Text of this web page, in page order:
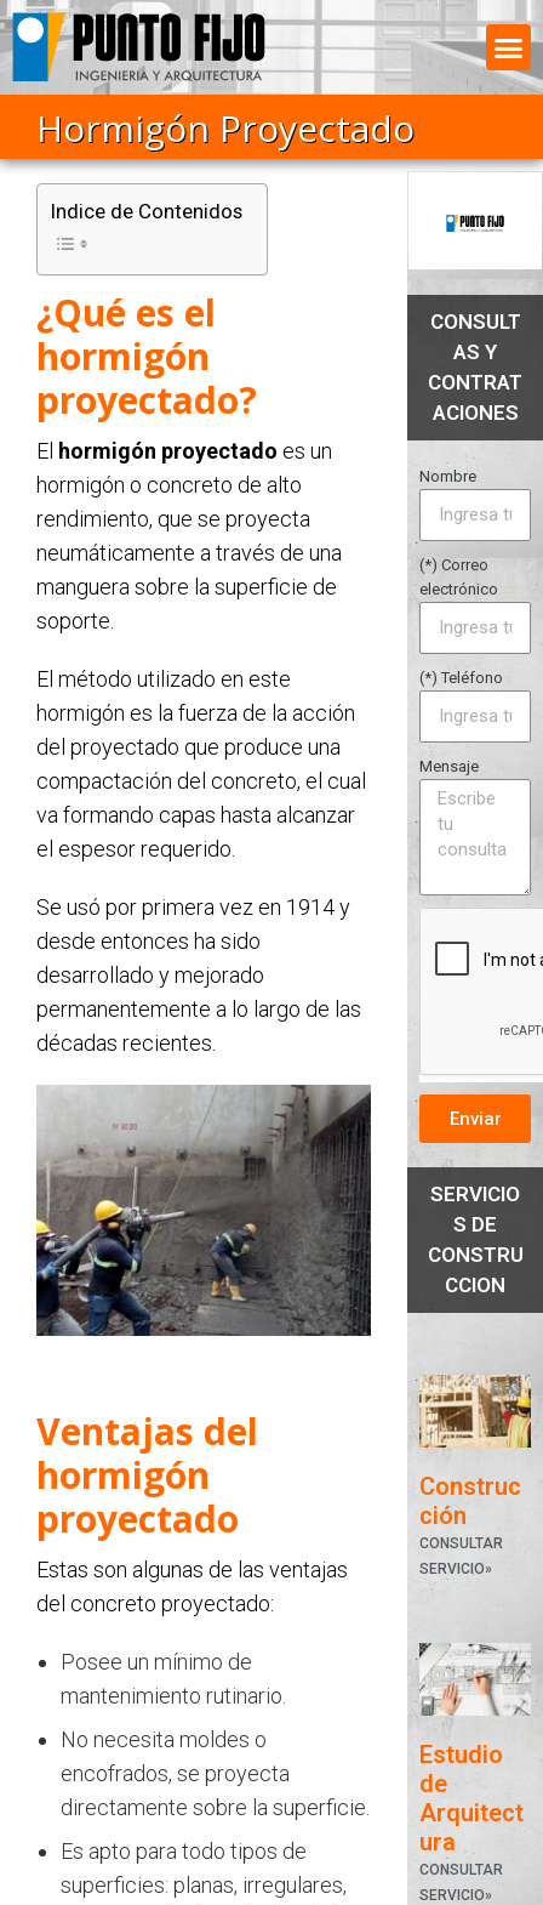
Hormigón Proyectado
Indice de Contenidos
¿Qué es el
hormigón
proyectado?
El hormigón proyectado es un
hormigón o concreto de alto
rendimiento, que se proyecta
neumáticamente a través de una
manguera sobre la superficie de
soporte.
El método utilizado en este
hormigón es la fuerza de la acción
del proyectado que produce una
compactación del concreto, el cual
va formando capas hasta alcanzar
el espesor requerido.
Se usó por primera vez en 1914 y
desde entonces ha sido
desarrollado y mejorado
permanentemente a lo largo de las
décadas recientes.
Ventajas del
hormigón
proyectado
Estas son algunas de las ventajas
del concreto proyectado:
Posee un mínimo de
mantenimiento rutinario.
No necesita moldes o
encofrados, se proyecta
directamente sobre la superficie.
Es apto para todo tipos de
superficies: planas, irregulares,
CONSULT
AS Y
CONTRAT
ACIONES
Nombre
(*) Correo
electrónico
(*) Teléfono
Mensaje
Enviar
SERVICIO
S DE
CONSTRU
CCION
Construc
ción
CONSULTAR
SERVICIO»
Estudio
de
Arquitect
ura
CONSULTAR
SERVICIO»